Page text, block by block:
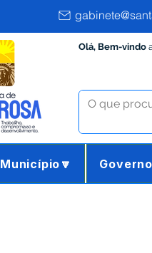
Olá, Bem-vindo
Município🔽